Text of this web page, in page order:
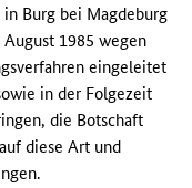
Burg bei Magdeburg
1985 wegen
eingeleitet
in der Folgezeit
die Botschaft
diese Art und